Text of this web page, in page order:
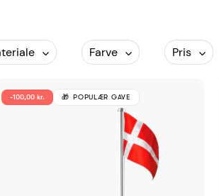
Farve Pris
-100,00 kr. POPULÆR GAVE